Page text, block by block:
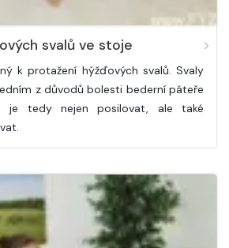
svalů ve stoje
k protažení hýžďových svalů. Svaly
z důvodů bolesti bederní páteře
je tedy nejen posilovat, ale také